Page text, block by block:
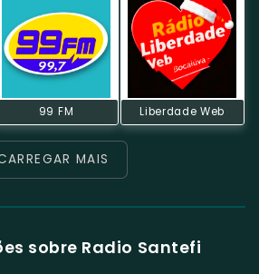
99 FM Liberdade Web
MAIS
sobre Radio Santefi